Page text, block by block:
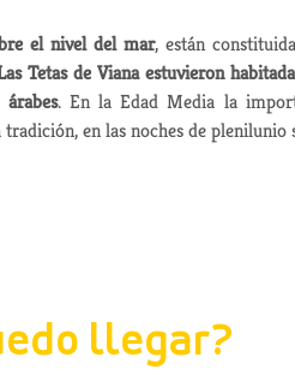
el nivel del mar, están
Tetas de Viana estuvieron
árabes. En la Edad Media la
en las noches de plenilunio
llegar?